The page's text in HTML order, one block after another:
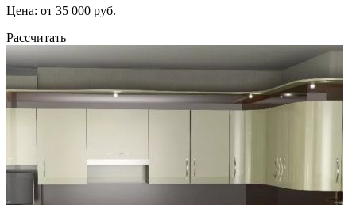
Цена: от 35 000 руб.
Рассчитать